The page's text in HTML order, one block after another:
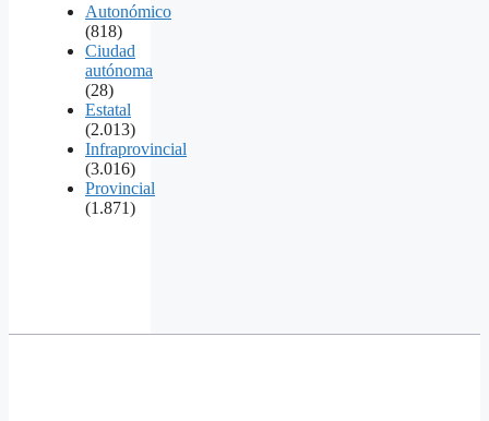
Autonómico
(818)
Ciudad
autónoma
(28)
Estatal
(2.013)
Infraprovincial
(3.016)
Provincial
(1.871)